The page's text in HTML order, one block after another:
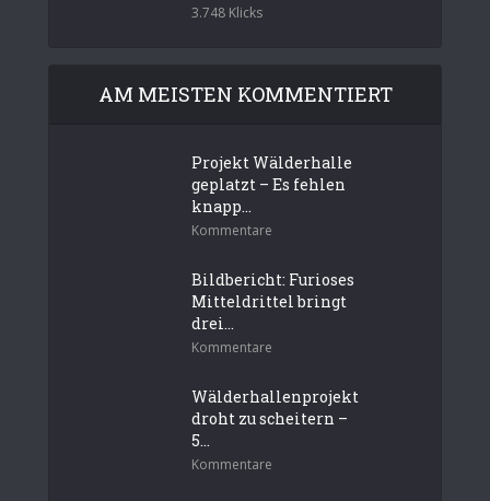
3.748 Klicks
AM MEISTEN KOMMENTIERT
Projekt Wälderhalle
geplatzt – Es fehlen
knapp...
Kommentare
Bildbericht: Furioses
Mitteldrittel bringt
drei...
Kommentare
Wälderhallenprojekt
droht zu scheitern –
5...
Kommentare